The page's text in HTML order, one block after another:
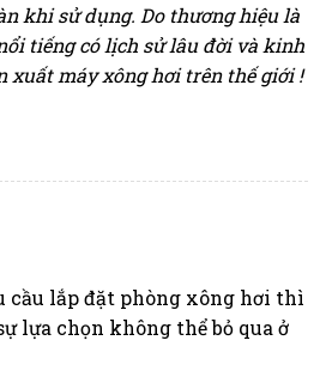
khi sử dụng. Do thương hiệu là
tiếng có lịch sử lâu đời và kinh
xuất máy xông hơi trên thế giới !
cầu lắp đặt phòng xông hơi thì
lựa chọn không thể bỏ qua ở